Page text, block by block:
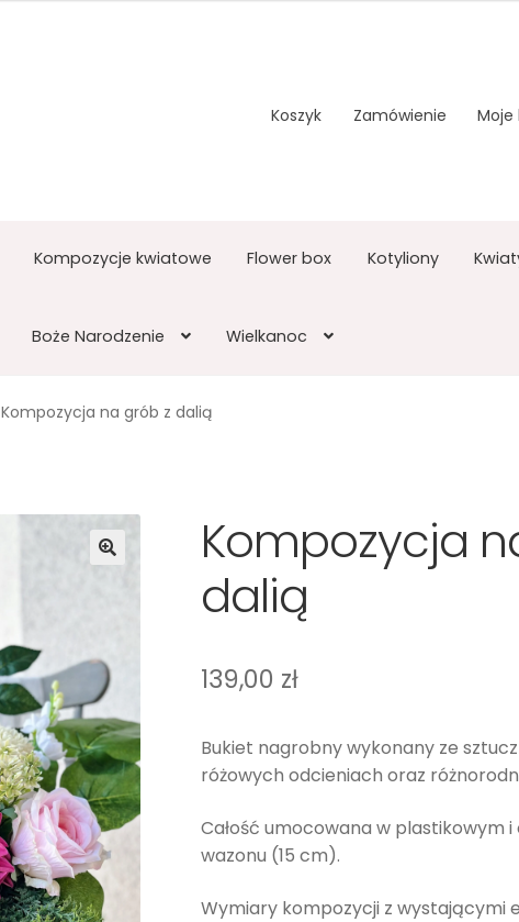
Koszyk Zamówienie Moje
Kompozycje kwiatowe Flower box Kotyliony
Boże Narodzenie Wielkanoc
Kompozycja na grób z dalią
Kompozycja
dalią
139,00 zł
Bukiet nagrobny wykonany ze
różowych odcieniach oraz
Całość umocowana w plastikowym i
wazonu (15 cm).
Wymiary kompozycji z wystającymi